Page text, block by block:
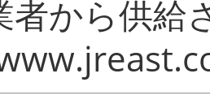
者から供給